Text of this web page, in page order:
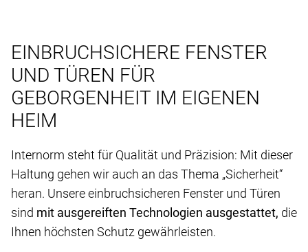
EINBRUCHSICHERE FENSTER
UND TÜREN FÜR
GEBORGENHEIT IM EIGENEN
HEIM
Internorm steht für Qualität und Präzision: Mit dieser
Haltung gehen wir auch an das Thema „Sicherheit“
heran. Unsere einbruchsicheren Fenster und Türen
sind mit ausgereiften Technologien ausgestattet, die
Ihnen höchsten Schutz gewährleisten.